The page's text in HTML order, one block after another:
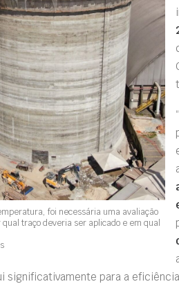
foi necessária uma avaliação
traço deveria ser aplicado e em qual
significativamente para a